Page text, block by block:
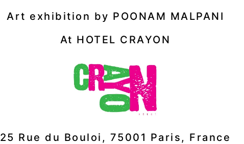
Art exhibition by POONAM MALPANI
At HOTEL CRAYON
25 Rue du Bouloi, 75001 Paris, France